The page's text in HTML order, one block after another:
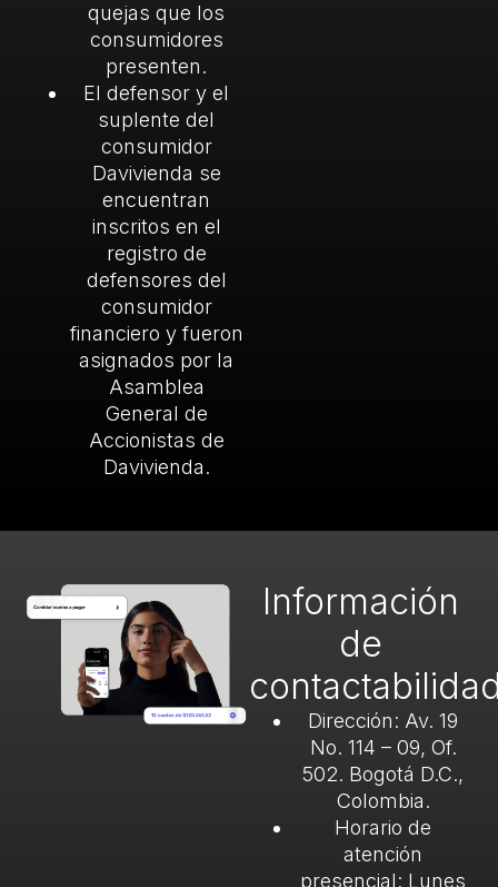
quejas que los
consumidores
presenten.
El defensor y el
suplente del
consumidor
Davivienda se
encuentran
inscritos en el
registro de
defensores del
consumidor
financiero y fueron
asignados por la
Asamblea
General de
Accionistas de
Davivienda.
Información
de
Dirección: Av. 19
No. 114 – 09, Of.
502. Bogotá D.C.,
Colombia.
Horario de
atención
presencial: Lunes